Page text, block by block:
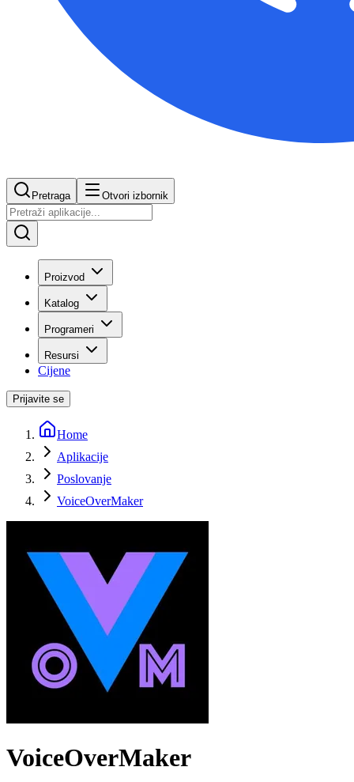
Pretraga Otvori izbornik
Proizvod
Katalog
Programeri
Resursi
Cijene
Prijavite se
Home
Aplikacije
Poslovanje
VoiceOverMaker
VoiceOverMaker